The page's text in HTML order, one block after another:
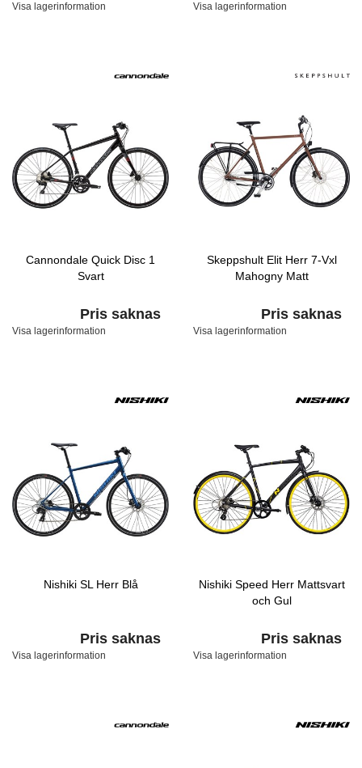
Visa lagerinformation Visa lagerinformation
Cannondale Quick Disc 1
Svart
Pris saknas
Visa lagerinformation
Skeppshult Elit Herr 7-Vxl
Mahogny Matt
Pris saknas
Visa lagerinformation
Nishiki SL Herr Blå
Pris saknas
Visa lagerinformation
Nishiki Speed Herr Mattsvart
och Gul
Pris saknas
Visa lagerinformation